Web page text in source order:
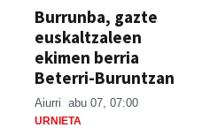
Burrunba, gazte
euskaltzaleen
ekimen berria
Beterri-Buruntzan
Aiurri abu 07, 07:00
URNIETA